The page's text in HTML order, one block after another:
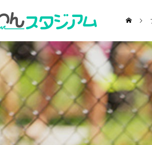
ン
フェ
でかけ (公園･施設
行